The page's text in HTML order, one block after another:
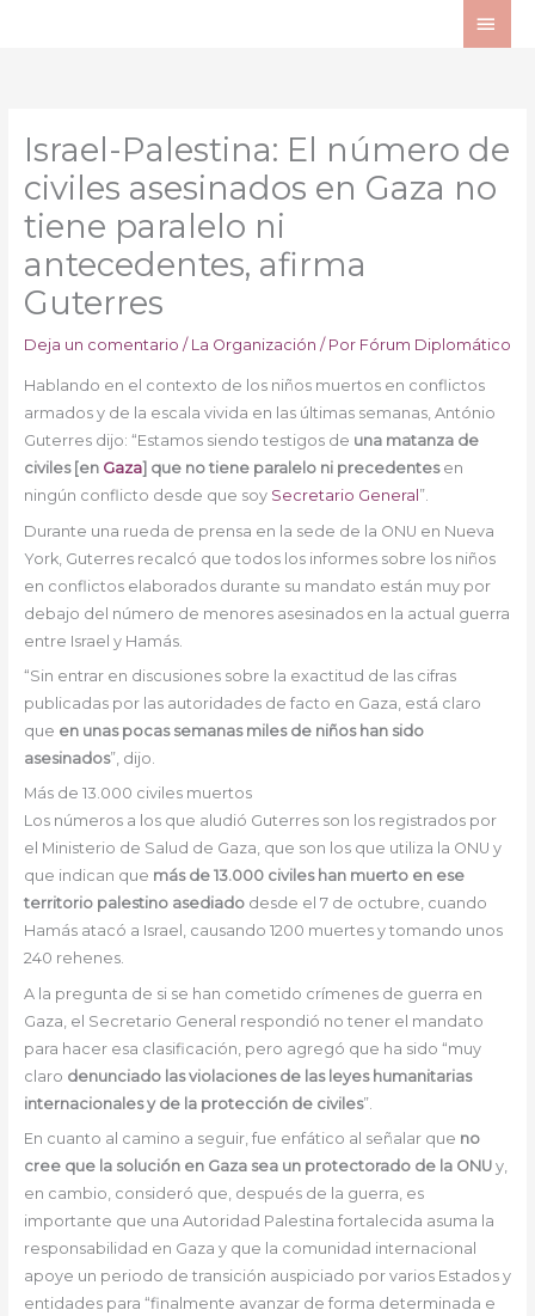
Israel-Palestina: El número de
civiles asesinados en Gaza no
tiene paralelo ni
antecedentes, afirma
Guterres
Deja un comentario / La Organización / Por Fórum Diplomático
Hablando en el contexto de los niños muertos en conflictos
armados y de la escala vivida en las últimas semanas, António
Guterres dijo: “Estamos siendo testigos de una matanza de
civiles [en Gaza] que no tiene paralelo ni precedentesen
ningún conflicto desde que soy Secretario General ”.
Durante una rueda de prensa en la sede de la ONU en Nueva
York, Guterres recalcó que todos los informes sobre los niños
en conflictos elaborados durante su mandato están muy por
debajo del número de menores asesinados en la actual guerra
entre Israel y Hamás.
“Sin entrar en discusiones sobre la exactitud de las cifras
publicadas por las autoridades de facto en Gaza, está claro
que en unas pocas semanas miles de niños han sido
asesinados”, dijo.
Más de 13.000 civiles muertos
Los números a los que aludió Guterres son los registrados por
el Ministerio de Salud de Gaza, que son los que utiliza la ONU y
que indican que más de 13.000 civiles han muerto en ese
territorio palestino asediadodesde el 7 de octubre, cuando
Hamás atacó a Israel, causando 1200 muertes y tomando unos
240 rehenes.
A la pregunta de si se han cometido crímenes de guerra en
Gaza, el Secretario General respondió no tener el mandato
para hacer esa clasificación, pero agregó que ha sido “muy
claro denunciado las violaciones de las leyes humanitarias
internacionales y de la protección de civiles”.
En cuanto al camino a seguir, fue enfático al señalar que no
cree que la solución en Gaza sea un protectorado de la ONUy,
en cambio, consideró que, después de la guerra, es
importante que una Autoridad Palestina fortalecida asuma la
responsabilidad en Gaza y que la comunidad internacional
apoye un periodo de transición auspiciado por varios Estados y
entidades para “finalmente avanzar de forma determinada e